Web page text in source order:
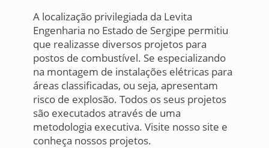
A localização privilegiada da Levita
Engenharia no Estado de Sergipe permitiu
que realizasse diversos projetos para
postos de combustível. Se especializando
na montagem de instalações elétricas para
áreas classificadas, ou seja, apresentam
risco de explosão. Todos os seus projetos
são executados através de uma
metodologia executiva. Visite nosso site e
conheça nossos projetos.